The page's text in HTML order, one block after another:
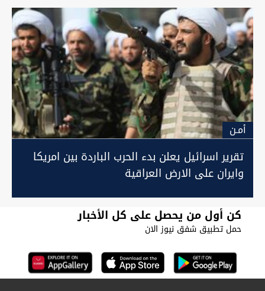
أمـن
تقرير اسرائيل يعلن بدء الحرب الباردة بين امريكا
وايران على الارض العراقية
كن أول من يحصل على كل الأخبار
حمل تطبيق شفق نيوز الان